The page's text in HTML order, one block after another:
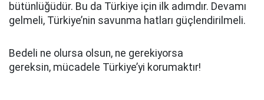
bütünlüğüdür. Bu da Türkiye için ilk adımdır. Devamı
gelmeli, Türkiye’nin savunma hatları güçlendirilmeli.
Bedeli ne olursa olsun, ne gerekiyorsa
gereksin, mücadele Türkiye’yi korumaktır!